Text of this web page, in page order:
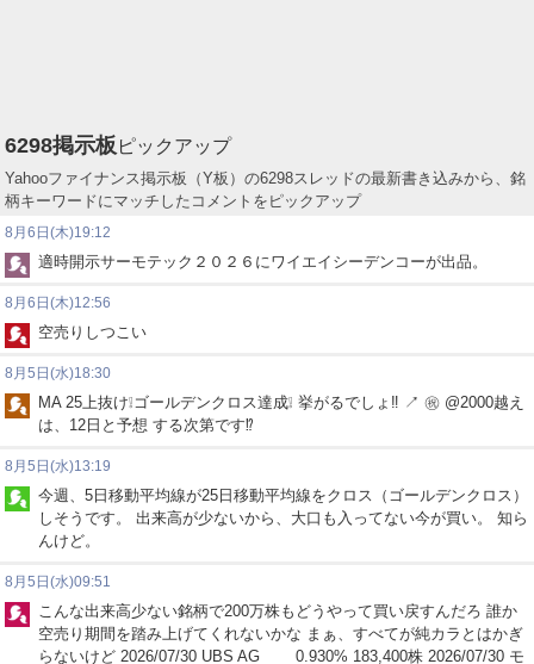
6298掲示板 ピックアップ
Yahooファイナンス掲示板（Y板）の6298スレッドの最新書き込みから、銘
柄キーワードにマッチしたコメントをピックアップ
8月6日(木)19:12
適時開示サーモテック２０２６にワイエイシーデンコーが出品。
8月6日(木)12:56
空売りしつこい
8月5日(水)18:30
MA 25上抜け❕ゴールデンクロス達成❕ 挙がるでしょ‼️ ↗️ ㊗️ @2000越え
は、12日と予想 する次第です⁉️
8月5日(水)13:19
今週、5日移動平均線が25日移動平均線をクロス（ゴールデンクロス）
しそうです。 出来高が少ないから、大口も入ってない今が買い。 知ら
んけど。
8月5日(水)09:51
こんな出来高少ない銘柄で200万株もどうやって買い戻すんだろ 誰か
空売り期間を踏み上げてくれないかな まぁ、すべてが純カラとはかぎ
らないけど 2026/07/30 UBS AG 0.930% 183,400株 2026/07/30 モ